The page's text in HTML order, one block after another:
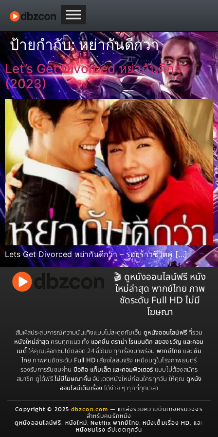
ป้ายกำกับ:หย่ากันดีกว่า
Let’s Get Divorced หย่ากันดีกว่า
(2023)
Lets Get Divorced หย่ากันดีกว่า – รอยร้าวชีวิตคู่ […]
🎬 ดูหนังออนไลน์ฟรี หนัง
ใหม่ล่าสุด พากย์ไทย ภาพ
ชัดระดับ Full HD ไม่มี
โฆษณา
สัมผัสประสบการณ์ความบันเทิงแบบไม่สะดุดกับเว็บ ดูหนังออนไลน์ฟรีที่รวม
หนังใหม่ล่าสุด ครบทุกแนว ทั้ง แอคชั่น ดราม่า โรแมนติก สยองขวัญ และคอม
เมดี้ ให้คุณเลือกชมได้ตลอด 24 ชั่วโมง ทุกเรื่องมาพร้อม พากย์ไทย และซับ
ไทย ภาพคมชัดระดับ Full HD เสียงใสสมจริง เหมือนดูในโรงภาพยนตร์
รองรับการรับชมผ่าน มือถือ แท็บเล็ต และคอมพิวเตอร์แบบไม่ต้องสมัคร
สมาชิก ดูได้ฟรีไม่มีโฆษณาคั่น อัปเดตหนังใหม่ก่อนใครทุกวัน ให้คุณ ดูหนัง
ออนไลน์เต็มเรื่อง ได้ง่าย ๆ ทุกที่ทุกเวลา
Copyright © 2025dbzcon.com — แหล่งรวมความบันเทิงครบวงจร
สำหรับคนรักหนัง
ดูหนังออนไลน์ฟรี, หนังใหม่,Netflix พากย์ไทย,หนังเต็มเรื่อง HD, และ
หนังชนโรง อัปเดตทุกวัน